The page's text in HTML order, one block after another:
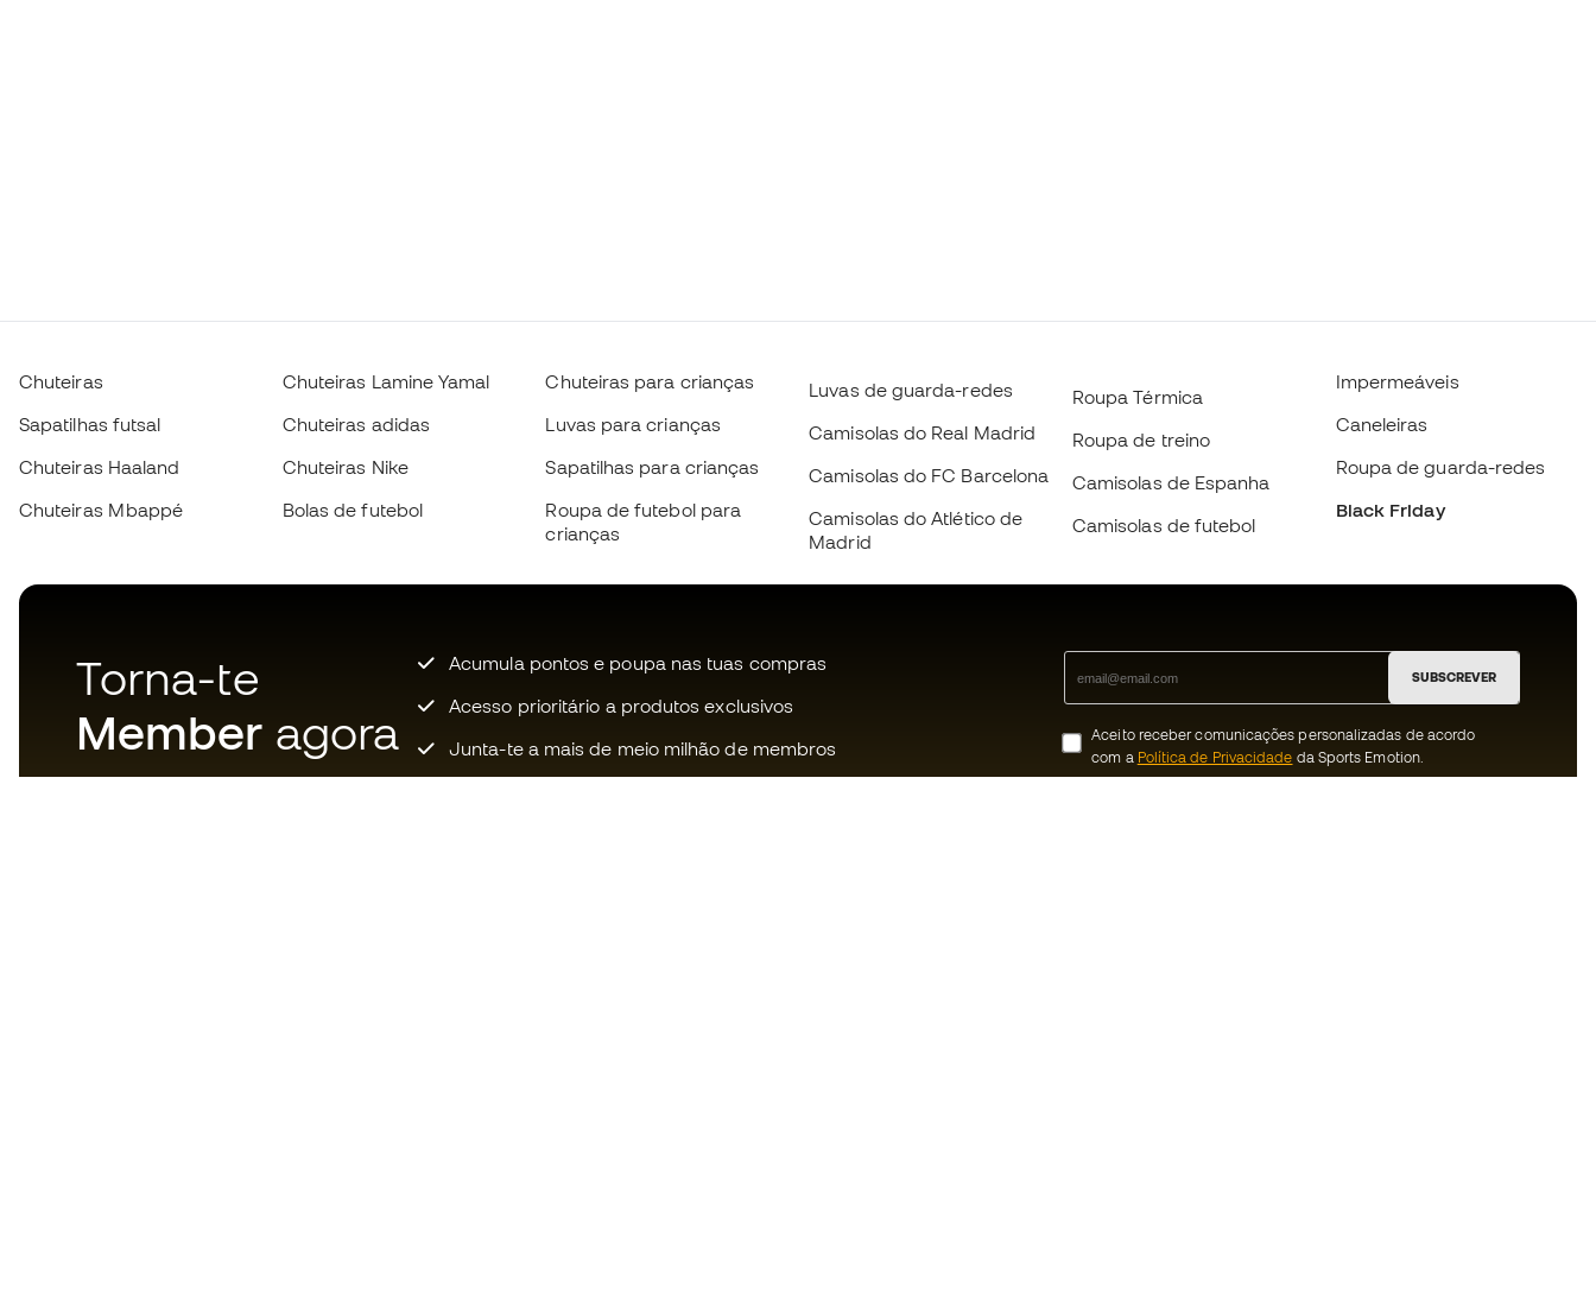
Chuteiras
Sapatilhas futsal
Chuteiras Haaland
Chuteiras Mbappé
Chuteiras Lamine Yamal
Chuteiras adidas
Chuteiras Nike
Bolas de futebol
Chuteiras para crianças
Luvas para crianças
Sapatilhas para crianças
Roupa de futebol para
crianças
Luvas de guarda-redes
Camisolas do Real Madrid
Camisolas do FC Barcelona
Camisolas do Atlético de
Madrid
Roupa Térmica
Roupa de treino
Camisolas de Espanha
Camisolas de futebol
Impermeáveis
Caneleiras
Roupa de guarda-redes
Black Friday
Torna-te
Member agora
Acumula pontos e poupa nas tuas compras
Acesso prioritário a produtos exclusivos
Junta-te a mais de meio milhão de membros
SUBSCREVER
Aceito receber comunicações personalizadas de acordo
com a Política de Privacidade da Sports Emotion.